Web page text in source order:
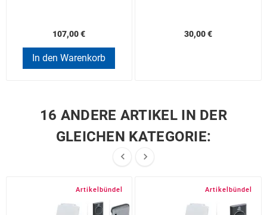
107,00 €
In den Warenkorb
30,00 €
16 ANDERE ARTIKEL IN DER
GLEICHEN KATEGORIE:
 
Artikelbündel Artikelbündel